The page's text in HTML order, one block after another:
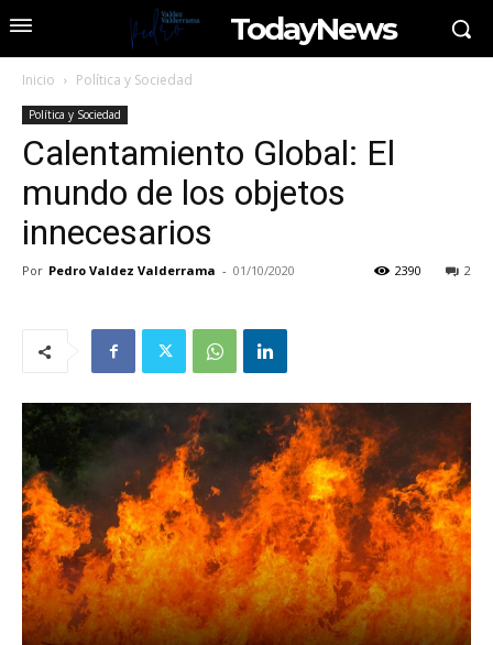
TodayNews
Inicio Política y Sociedad
Política y Sociedad
Calentamiento Global: El
mundo de los objetos
innecesarios
Por Pedro Valdez Valderrama - 01/10/2020 2
2390